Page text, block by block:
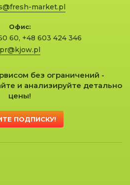
market.pl
Офис:
60, +48 603 424 346
pr@kjow.pl
без ограничений -
и анализируйте детально
цены!
ПОДПИСКУ!